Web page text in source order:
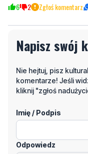
kwestujących, stoi pod
6 2 Zgłoś komentarz
Napisz swój
komentarze! Jeśli
Imię / Podpis